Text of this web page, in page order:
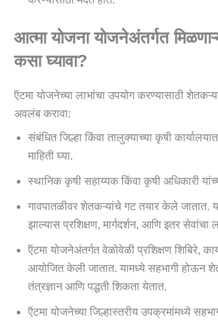
आत्‍मा योजना योजनेअंतर्गत
कसा घ्यावा?
ऍटमा योजनेच्या लाभांचा उपयोग करण्यासाठी
अवलंब करावा:
संबंधित जिल्हा किंवा तालुक्याच्या कृषी
माहिती घ्या.
स्थानिक कृषी सहाय्यक किंवा कृषी अधिकारी
गावपातळीवर शेतकऱ्यांचे गट तयार केले जातात.
झाल्यास प्रशिक्षण, मार्गदर्शन, आणि इतर सेवांचा
ऍटमा योजनेअंतर्गत वेळोवेळी प्रशिक्षण शिबिरे,
आयोजित केली जातात. यामध्ये सहभागी होऊन
तंत्रज्ञान आणि पद्धती शिकता येतात.
ऍटमा योजनेच्या जिल्हास्तरीय उपक्रमांमध्ये